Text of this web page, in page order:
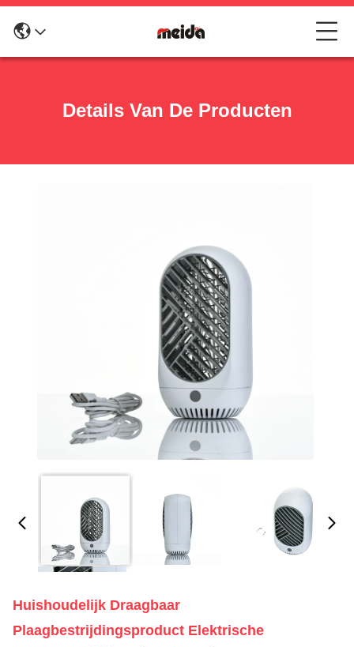
Details Van De Producten
Huishoudelijk Draagbaar
Plaagbestrijdingsproduct Elektrische